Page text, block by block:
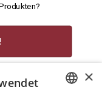
+49 1573 933272 ×